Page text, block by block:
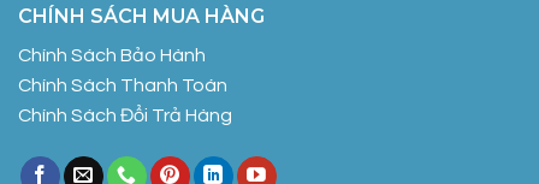
CHÍNH SÁCH MUA HÀNG
Chính Sách Bảo Hành
Chính Sách Thanh Toán
Chính Sách Đổi Trả Hàng